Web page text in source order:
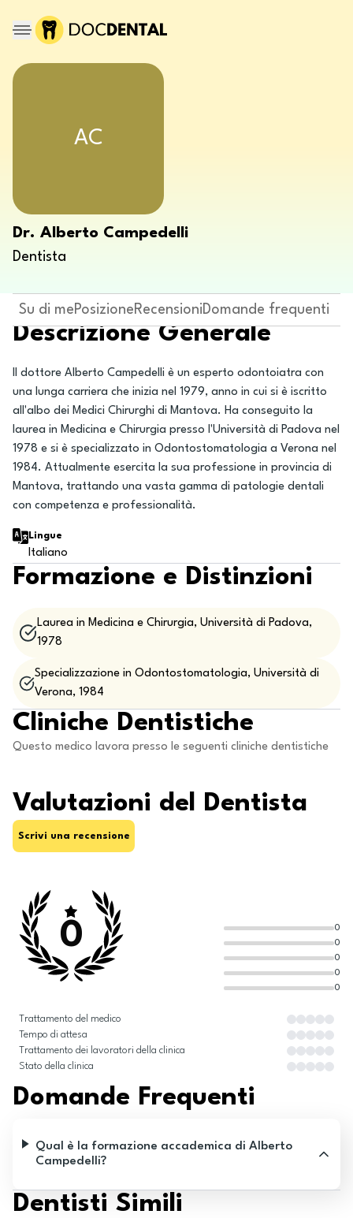
AC
Dr. Alberto Campedelli
Dentista
Su di mePosizioneRecensioniDomande frequenti
Descrizione Generale
Il dottore Alberto Campedelli è un esperto odontoiatra con
una lunga carriera che inizia nel 1979, anno in cui si è iscritto
all'albo dei Medici Chirurghi di Mantova. Ha conseguito la
laurea in Medicina e Chirurgia presso l'Università di Padova nel
1978 e si è specializzato in Odontostomatologia a Verona nel
1984. Attualmente esercita la sua professione in provincia di
Mantova, trattando una vasta gamma di patologie dentali
con competenza e professionalità.
Lingue
Italiano
Formazione e Distinzioni
Laurea in Medicina e Chirurgia, Università di Padova,
1978
Specializzazione in Odontostomatologia, Università di
Verona, 1984
Cliniche Dentistiche
Questo medico lavora presso le seguenti cliniche dentistiche
Valutazioni del Dentista
Scrivi una recensione
0
0
0
0
0
0
Trattamento del medico
Tempo di attesa
Trattamento dei lavoratori della clinica
Stato della clinica
Domande Frequenti
Qual è la formazione accademica di Alberto
Campedelli?
Dentisti Simili